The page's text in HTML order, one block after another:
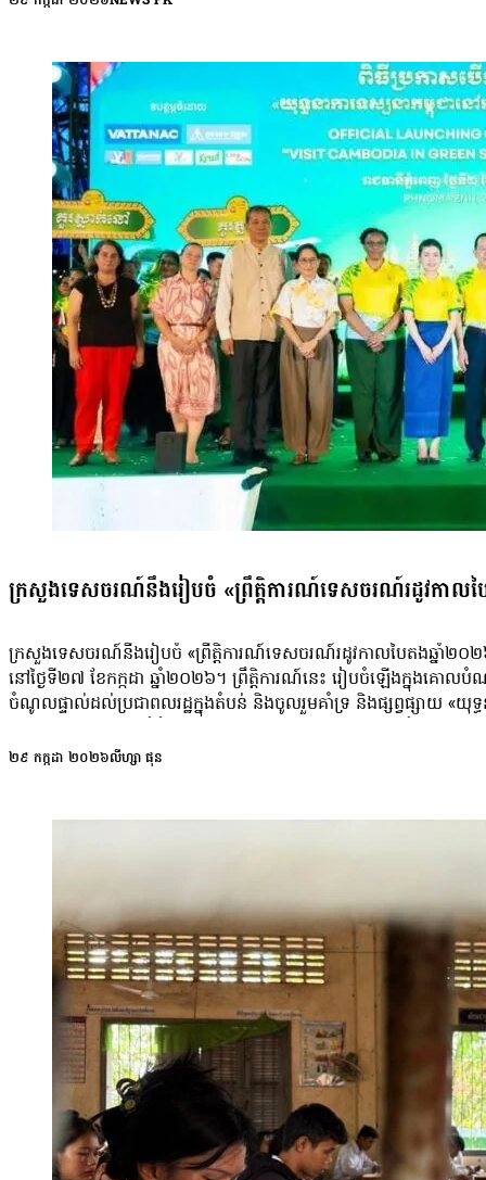
យើងអត់គ្រប់គ្រាន់ទេ យើងគិតថា វាមិនទាន់ស មិនទាន់ត្រូវចិត្ត ដូចជាអត់
និស្សិតសិក្សានៅរាជធានីភ្នំពេញ កញ្ញា ម៉េង ម៉ាណ្ណី ឱ្យដឹងថា នាងធ្លាប់ត្
និងខ្មាសអៀន តែនាងប្រឹងជំនះលើផ្នត់គំនិតនេះ ដោយប្ដេជ្ញាថានឹងមិនប៉
ជាមួយនិងមិត្តភក្តិស្រីខ្ញុំម្នាក់ដែលគាត់មានសម្បុរស។ វាប៉ះពាល់ផ្លូវចិត្តខ្
ជាងមុនទៅ ប៉ុន្តែខ្ញុំអត់ដែលបានផ្លាស់ប្តូរសម្បុររបស់ខ្ញុំដោយសារការល
សម្អាងពោរពាសលើទីផ្សារ។ ដើម្បីទាក់ទាញអតិថិជន អាជីវករ ឬម្ចាស់ម៉
ពីគុណភាពផលិតផល ដូចជា លាប ៣ ថ្ងៃស សភឿក សស្លេក សពីខាងក្នុង គ្ម
ពិចារណា។ នាយិកានៃអង្គការក្លាហាន អ្នកស្រី ម៉ៅ ម៉ាប់ លើកឡើងថា កា
ស្រាយបញ្ហានេះ គឺទាមទារឱ្យមានការចូលរួមពីគ្រប់ភាគី ដោយអ្នកផលិត និង
សាធារណៈ។ អ្នកស្រីបន្តថា៖ «ការថែរក្សារូបរាង គឺវាជារឿងល្អ ប៉ុន្តែ
ដទៃនោះទេ។ ស្ត្រីម្នាក់ៗសុទ្ធតែមានរឿងរ៉ាវ បទពិសោធន៍ និងភាពស្រស់ស្អ
គ្រោះជាច្រើនមិនត្រឹមតែត្រូវប្រឈមនឹងការខូចខាតស្បែកមុខអចិន្ត្រៃយ៍ប៉ុណ្ណ
គ្រឿងសម្អាងគ្មានគុណភាព គឺអ្នកស្រី រ៉ូម៉ា ដដែលបានឱ្យដឹងថា ទោះបីបច្
ចាក់ដោតធ្វើឱ្យអ្នកស្រីសោកស្ដាយស្បែកធម្មជាតិ។ អ្នកស្រីទម្លាយឱ្យដឹងប
កាន់តែដុនដាបជាងមុន។ អ្នកស្រី រ៉ូម៉ា៖ «ដល់ថ្នាក់បងខ្ចីលុយមេជាងណ
បទសម្ភាស អ្នកស្រីបានលើកឡើងចំៗពីផលិតផលក្នុងស្រុកមួយចំនួន ដែលធ្វ
និងមិនហ៊ាននិយាយជាសាធារណៈព្រោះខ្លាចគេប្ដឹង…
ក្រសួងទេសចរណ៍នឹងរៀបចំ «ព្រឹត្តិការណ៍ទេសចរណ៍រដូវកាលបៃ
ក្រសួងទេសចរណ៍នឹងរៀបចំ «ព្រឹត្តិការណ៍ទេសចរណ៍រដូវកាលបៃតងឆ្នាំ២០
នៅថ្ងៃទី២៧ ខែកក្កដា ឆ្នាំ២០២៦។ ព្រឹត្តិការណ៍នេះ រៀបចំឡើងក្នុងគ
ចំណូលផ្ទាល់ដល់ប្រជាពលរដ្ឋក្នុងតំបន់ និងចូលរួមគាំទ្រ និងផ្សព្វផ្សាយ «យុទ្
ឆ្នាំ២០២៦» និងកម្មវិធីកីឡាទេសចរណ៍រត់កម្សាន្តមហាជនក្រោមប្រធានបទ «
២៩ កក្កដា ២០២៦លីហ្សា ផុន